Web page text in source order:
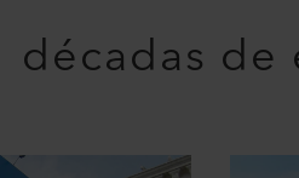
décadas